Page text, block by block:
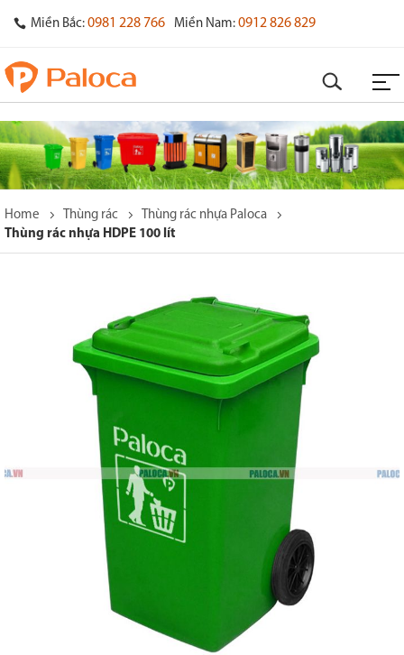
Miền Bắc: 0981 228 766 Miền Nam: 0912 826 829
Home Thùng rác
Thùng rác nhựa Paloca
Thùng rác nhựa HDPE 100 lít